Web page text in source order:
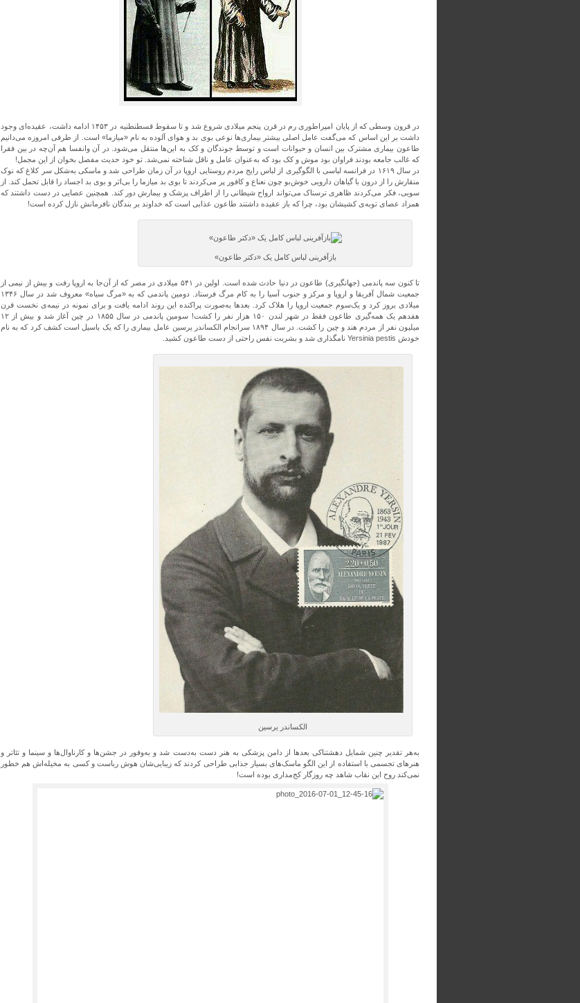
در قرون وسطی که از پایان امپراطوری رم در قرن پنجم میلادی شروع شد و تا سقوط قسطنطنیه در ۱۴۵۳ ادامه داشت، عقیده‌ای وجود
داشت بر این اساس که می‌گفت عامل اصلی بیشتر بیماری‌ها نوعی بوی بد و هوای آلوده به نام «میازما» است. از طرفی امروزه می‌دانیم
طاعون بیماری مشترک بین انسان و حیوانات است و توسط جوندگان و کک به این‌ها منتقل می‌شود. در آن وانفسا هم آن‌چه در بین فقرا
که غالب جامعه بودند فراوان بود موش و کک بود که به‌عنوان عامل و ناقل شناخته نمی‌شد. تو خود حدیث مفصل بخوان از این مجمل!
در سال ۱۶۱۹ در فرانسه لباسی با الگوگیری از لباس رایج مردم روستایی اروپا در آن زمان طراحی شد و ماسکی به‌شکل سر کلاغ که نوک
منقارش را از درون با گیاهان دارویی خوش‌بو چون نعناع و کافور پر می‌کردند تا بوی بد میازما را بی‌اثر و بوی بد اجساد را قابل تحمل کند. از
سویی، فکر می‌کردند ظاهری ترسناک می‌تواند ارواح شیطانی را از اطراف پزشک و بیمارش دور کند. همچنین عصایی در دست داشتند که
همزاد عصای توبه‌ی کشیشان بود، چرا که باز عقیده داشتند طاعون عذابی است که خداوند بر بندگان نافرمانش نازل کرده است!
بازآفرینی لباس کامل یک «دکتر طاعون»
تا کنون سه پاندمی (جهانگیری) طاعون در دنیا حادث شده است. اولین در ۵۴۱ میلادی در مصر که از آن‌جا به اروپا رفت و بیش از نیمی از
جمعیت شمال آفریقا و اروپا و مرکز و جنوب آسیا را به کام مرگ فرستاد. دومین پاندمی که به «مرگ سیاه» معروف شد در سال ۱۳۴۶
میلادی بروز کرد و یک‌سوم جمعیت اروپا را هلاک کرد. بعد‌ها به‌صورت پراکنده این روند ادامه یافت و برای نمونه در نیمه‌ی نخست قرن
هفدهم یک همه‌گیری طاعون فقط در شهر لندن ۱۵۰ هزار نفر را کشت! سومین پاندمی در سال ۱۸۵۵ در چین آغاز شد و بیش از ۱۲
میلیون نفر از مردم هند و چین را کشت. در سال ۱۸۹۴ سرانجام الکساندر یرسین عامل بیماری را که یک باسیل است کشف کرد که به نام
خودش Yersinia pestis نامگذاری شد و بشریت نفس راحتی از دست طاعون کشید.
الکساندر یرسین
به‌هر تقدیر چنین شمایل دهشتناکی بعد‌ها از دامن پزشکی به هنر دست به‌دست شد و به‌وفور در جشن‌ها و کارناوال‌ها و سینما و تئا‌تر و
هنرهای تجسمی با استفاده از این الگو ماسک‌های بسیار جذابی طراحی کردند که زیبایی‌شان هوش رباست و کسی به مخیله‌اش هم خطور
نمی‌کند روح این نقاب شاهد چه روزگار کج‌مداری بوده است!